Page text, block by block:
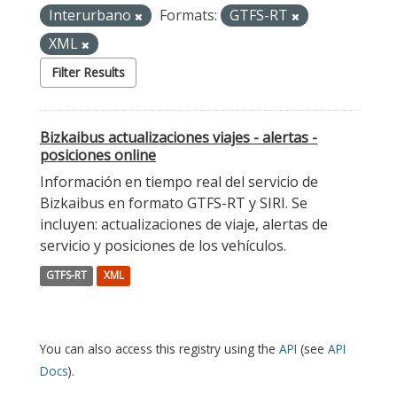
Interurbano
Formats:
GTFS-RT
XML
Filter Results
Bizkaibus actualizaciones viajes - alertas -
posiciones online
Información en tiempo real del servicio de
Bizkaibus en formato GTFS-RT y SIRI. Se
incluyen: actualizaciones de viaje, alertas de
servicio y posiciones de los vehículos.
GTFS-RT XML
You can also access this registry using the API (see API
Docs).